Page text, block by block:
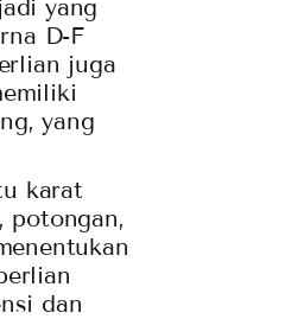
yang
D-F
juga
yang
karat
potongan,
dan